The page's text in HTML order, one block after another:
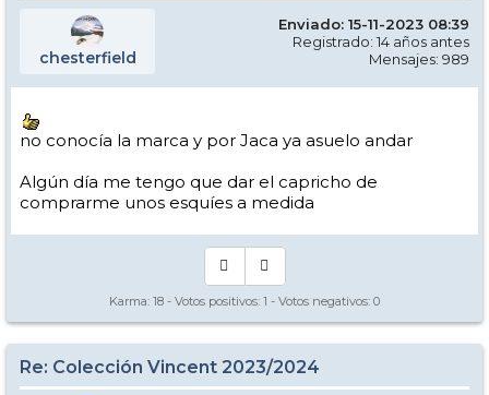
chesterfield
Enviado: 15-11-2023 08:39
Registrado: 14 años antes
Mensajes: 989
no conocía la marca y por Jaca ya asuelo andar
Algún día me tengo que dar el capricho de
comprarme unos esquíes a medida
Karma: 18 - Votos positivos: 1 - Votos negativos: 0
Re: Colección Vincent 2023/2024